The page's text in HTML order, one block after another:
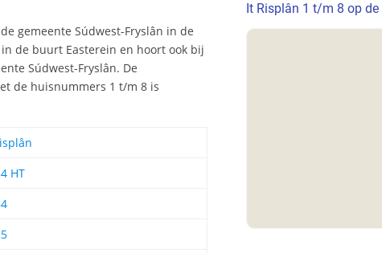
gemeente Súdwest-Fryslân in de
de buurt Easterein en hoort ook bij
Súdwest-Fryslân. De
de huisnummers 1 t/m 8 is
HT
It Risplân 1 t/m 8 op